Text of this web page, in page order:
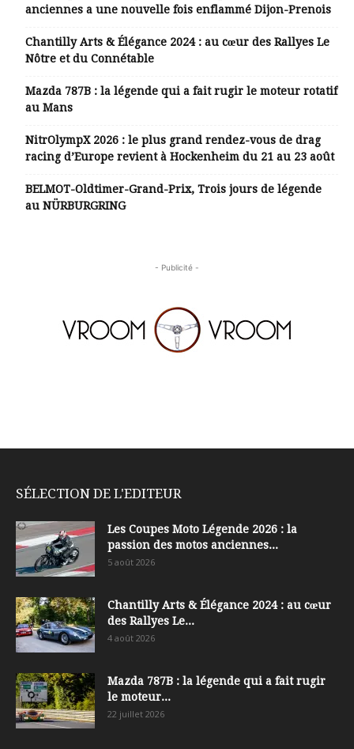
anciennes a une nouvelle fois enflammé Dijon-Prenois
Chantilly Arts & Élégance 2024 : au cœur des Rallyes Le
Nôtre et du Connétable
Mazda 787B : la légende qui a fait rugir le moteur rotatif
au Mans
NitrOlympX 2026 : le plus grand rendez-vous de drag
racing d’Europe revient à Hockenheim du 21 au 23 août
BELMOT-Oldtimer-Grand-Prix, Trois jours de légende
au NÜRBURGRING
- Publicité -
SÉLECTION DE L'EDITEUR
Les Coupes Moto Légende 2026 : la
passion des motos anciennes...
5 août 2026
Chantilly Arts & Élégance 2024 : au cœur
des Rallyes Le...
4 août 2026
Mazda 787B : la légende qui a fait rugir
le moteur...
22 juillet 2026